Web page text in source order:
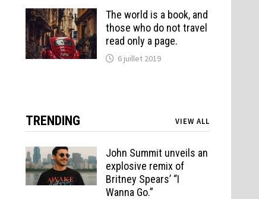
The world is a book, and
those who do not travel
read only a page.
6 juillet 2019
TRENDING VIEW ALL
John Summit unveils an
explosive remix of
Britney Spears’ “I
Wanna Go.”